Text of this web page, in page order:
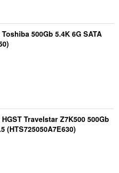
500Gb 5.4K 6G SATA
Travelstar Z7K500 500Gb
(HTS725050A7E630)